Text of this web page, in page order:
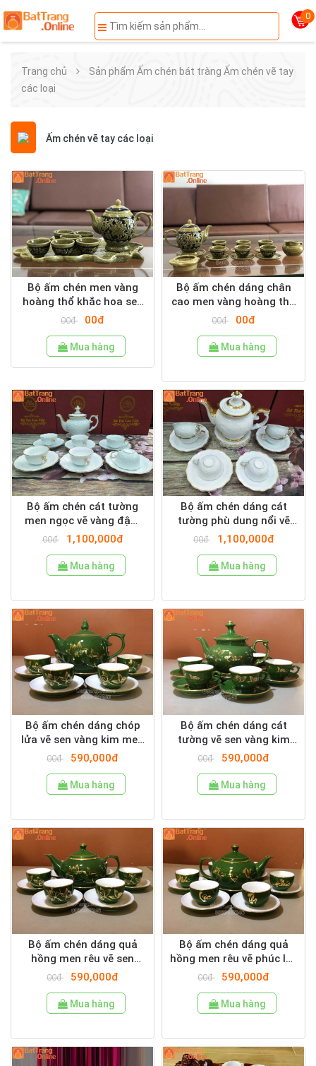
0
Trang chủ Sản phẩm Ấm chén bát tràng Ấm chén vẽ tay
các loại
Ấm chén vẽ tay các loại
Bộ ấm chén men vàng
hoàng thổ khắc hoa sen
nổi kèm khay
00đ 00đ
Mua hàng
Bộ ấm chén dáng chân
cao men vàng hoàng thổ
khắc nổi hoa sen
00đ 00đ
Mua hàng
Bộ ấm chén cát tường
men ngọc vẽ vàng đậm
hoa phù dung nổi
00đ 1,100,000đ
Mua hàng
Bộ ấm chén dáng cát
tường phù dung nổi vẽ
vàng chỉ đậm
00đ 1,100,000đ
Mua hàng
Bộ ấm chén dáng chóp
lửa vẽ sen vàng kim men
rêu
00đ 590,000đ
Mua hàng
Bộ ấm chén dáng cát
tường vẽ sen vàng kim
men rêu
00đ 590,000đ
Mua hàng
Bộ ấm chén dáng quả
hồng men rêu vẽ sen
vàng kim
00đ 590,000đ
Mua hàng
Bộ ấm chén dáng quả
hồng men rêu vẽ phúc lộc
thọ vàng kim
00đ 590,000đ
Mua hàng